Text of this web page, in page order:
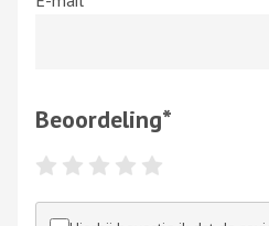
Beoordeling*